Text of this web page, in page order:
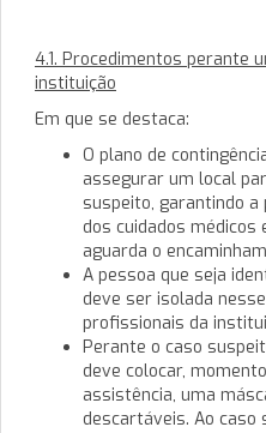
4.1. Procedimentos perante
instituição
Em que se destaca:
O plano de
assegurar um local
suspeito, garantindo a
dos cuidados médicos
aguarda o
A pessoa que seja
deve ser isolada
profissionais da
Perante o caso
deve colocar,
assistência, uma
descartáveis. Ao caso